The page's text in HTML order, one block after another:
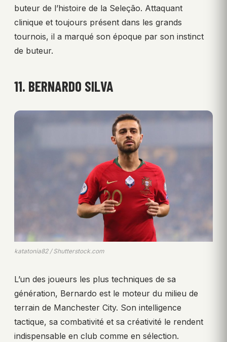
buteur de l’histoire de la Seleção. Attaquant
clinique et toujours présent dans les grands
tournois, il a marqué son époque par son instinct
de buteur.
11. BERNARDO SILVA
katatonia82 / Shutterstock.com
L’un des joueurs les plus techniques de sa
génération, Bernardo est le moteur du milieu de
terrain de Manchester City. Son intelligence
tactique, sa combativité et sa créativité le rendent
indispensable en club comme en sélection.